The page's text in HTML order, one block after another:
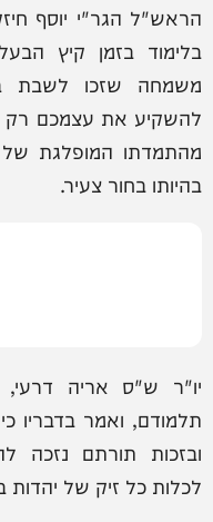
הראש"ל הגר"י יוסף
בלימוד בזמן קיץ
משמחה שזכו לשבת
להשקיע את עצמכם רק
מהתמדתו המופלגת של
בהיותו בחור צעיר.
יו"ר ש"ס אריה
תלמודם, ואמר בדבריו
ובזכות תורתם נזכה
לכלות כל זיק של יהדות